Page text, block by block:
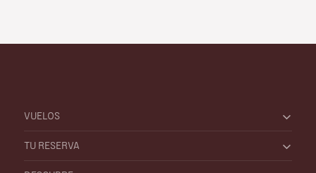
VUELOS
TU RESERVA